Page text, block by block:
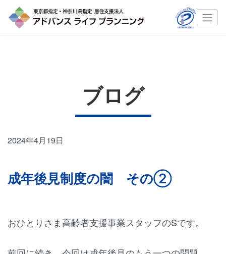
ブログ
2024年4月19日
成年後見制度の闇 その②
おひとりさま高齢者支援事業スタッフのSです。